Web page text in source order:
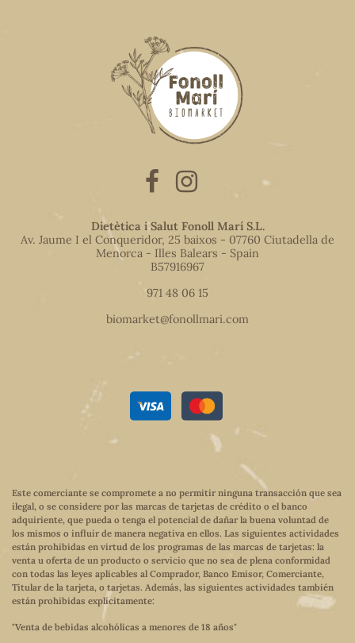
Dietètica i Salut Fonoll Marí S.L.
Av. Jaume I el Conqueridor, 25 baixos - 07760 Ciutadella de
Menorca - Illes Balears - Spain
B57916967
971 48 06 15
biomarket@fonollmari.com
Este comerciante se compromete a no permitir ninguna transacción que sea
ilegal, o se considere por las marcas de tarjetas de crédito o el banco
adquiriente, que pueda o tenga el potencial de dañar la buena voluntad de
los mismos o influir de manera negativa en ellos. Las siguientes actividades
están prohibidas en virtud de los programas de las marcas de tarjetas: la
venta u oferta de un producto o servicio que no sea de plena conformidad
con todas las leyes aplicables al Comprador, Banco Emisor, Comerciante,
Titular de la tarjeta, o tarjetas. Además, las siguientes actividades también
están prohibidas explícitamente:
"Venta de bebidas alcohólicas a menores de 18 años"